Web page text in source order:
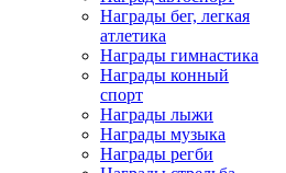
Награды бег, легкая
атлетика
Награды гимнастика
Награды конный
спорт
Награды лыжи
Награды музыка
Награды регби